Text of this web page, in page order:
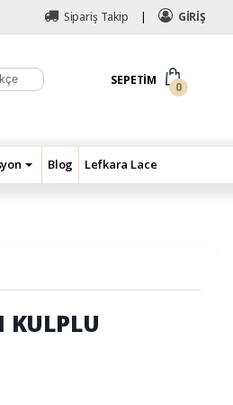
Sipariş Takip GİRİŞ
SEPETIM
0
Blog Lefkara Lace
KULPLU